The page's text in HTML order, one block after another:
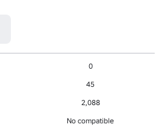
0
45
2,088
No compatible